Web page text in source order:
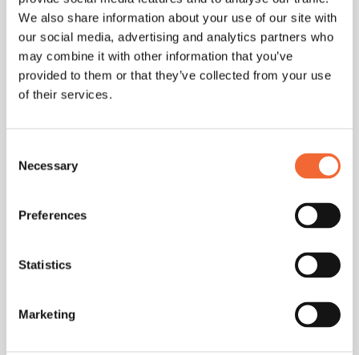
We also share information about your use of our site with
our social media, advertising and analytics partners who
may combine it with other information that you’ve
provided to them or that they’ve collected from your use
of their services.
Selection
Necessary
Preferences
Statistics
Marketing
vorbereiten
Erstelle gezielte Fragenkataloge: "Generiere Fragen zur
Identifizierung von Schmerzpunkten für Discovery Calls
in [Branche]".
Vorbereitungszeit und verbessert die Qualität deiner
ChatGPT nahtlos in
bestehende Systeme